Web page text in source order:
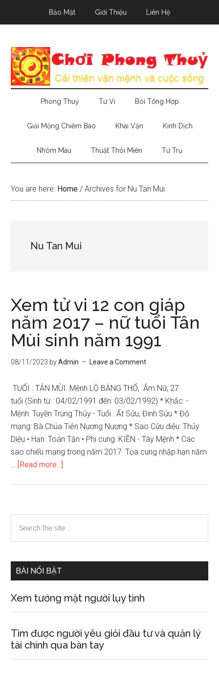
Bảo Mật Giới Thiệu Liên Hệ
Phong Thuỷ Tử Vi Bói Tổng Hợp
Giải Mộng Chiêm Bao Khai Vận Kinh Dịch
Nhóm Máu Thuật Thôi Miên Tứ Trụ
You are here: Home / Archives for Nu Tan Mui
Nu Tan Mui
Xem tử vi 12 con giáp
năm 2017 – nữ tuổi Tân
Mùi sinh năm 1991
08/11/2023 byAdmin Leave a Comment
TUỔI : TẢN MÙI Mệnh LỘ BÀNG THỔ, Âm Nữ, 27
tuổi (Sinh từ : 04/02/1991 đến: 03/02/1992) * Khắc: -
Mệnh: Tuyền Trung Thủy - Tuổi : Ất Sửu, Đinh Sửu * Độ
mạng: Bà Chúa Tiên Nương Nương * Sao Cửu diệu: Thủy
Diệu • Hạn: Toán Tận • Phi cung: KIỀN - Tây Mệnh * Các
sao chiếu mạng trong năm 2017: Tọa cung nhập hạn năm
… [Read more...]
12
con
giáp
–
tuổi
Mùi
sinh
Primary
Sidebar
the
BÀI NỔI BẬT
Xem tướng mặt người lụy tình
Tìm được người yêu giỏi đầu tư và quản lý
tài chính qua bàn tay